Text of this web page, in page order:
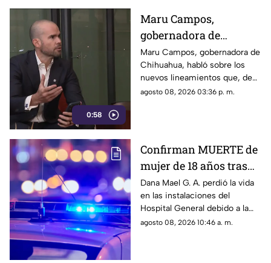
utilizarse para sancionar a
medios y periodistas críticos.
0:58
Maru Campos,
gobernadora de
Chihuahua, advierte
riesgo para la libertad
de expresión
Maru Campos, gobernadora de
Chihuahua, habló sobre los
nuevos lineamientos que, de
acuerdo con su postura,
Gobierno Federal.
agosto 08, 2026 03:36 p. m.
Confirman MUERTE de
mujer de 18 años tras
ser atropellada en
Ciudad Juárez
Dana Mael G. A. perdió la vida
en las instalaciones del
Hospital General debido a la
gravedad de las lesiones
agosto 08, 2026 10:46 a. m.